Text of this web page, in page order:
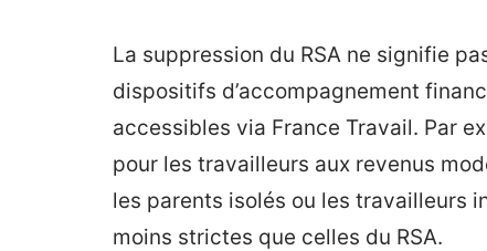
La suppression du RSA ne signifie
dispositifs d’accompagnement
accessibles via France Travail. Par
pour les travailleurs aux revenus
les parents isolés ou les travailleurs
moins strictes que celles du RSA.